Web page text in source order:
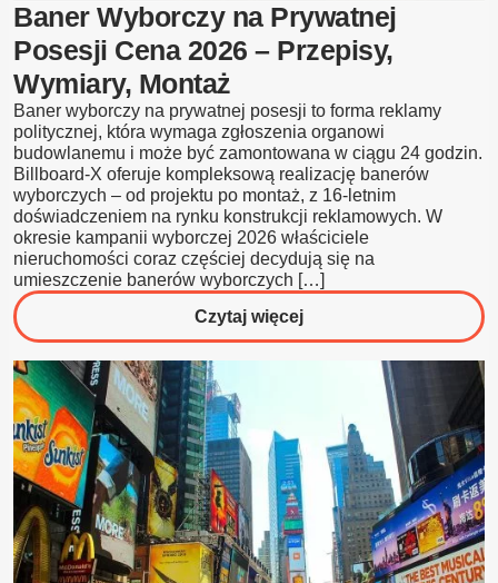
Baner Wyborczy na Prywatnej
Posesji Cena 2026 – Przepisy,
Wymiary, Montaż
Baner wyborczy na prywatnej posesji to forma reklamy
politycznej, która wymaga zgłoszenia organowi
budowlanemu i może być zamontowana w ciągu 24 godzin.
Billboard-X oferuje kompleksową realizację banerów
wyborczych – od projektu po montaż, z 16-letnim
doświadczeniem na rynku konstrukcji reklamowych. W
okresie kampanii wyborczej 2026 właściciele
nieruchomości coraz częściej decydują się na
umieszczenie banerów wyborczych […]
Czytaj więcejo
Baner
Wyborczy
Prywatnej
Posesji
Cena
2026
–
Przepisy,